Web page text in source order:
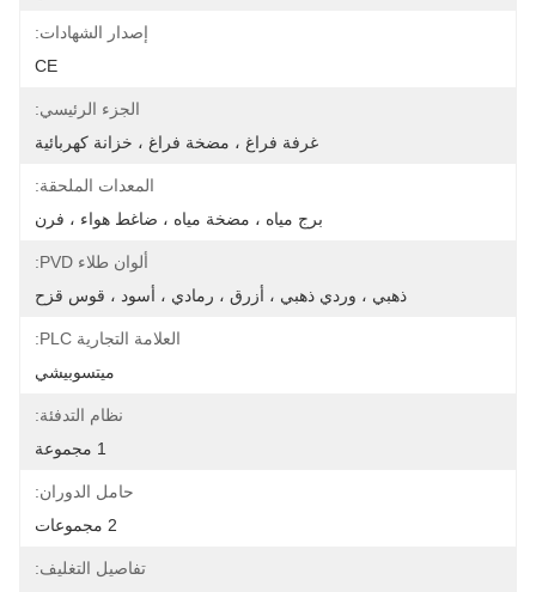
إصدار الشهادات:
CE
الجزء الرئيسي:
غرفة فراغ ، مضخة فراغ ، خزانة كهربائية
المعدات الملحقة:
برج مياه ، مضخة مياه ، ضاغط هواء ، فرن
ألوان طلاء PVD:
ذهبي ، وردي ذهبي ، أزرق ، رمادي ، أسود ، قوس قزح
العلامة التجارية PLC:
ميتسوبيشي
نظام التدفئة:
حامل الدوران:
تفاصيل التغليف: